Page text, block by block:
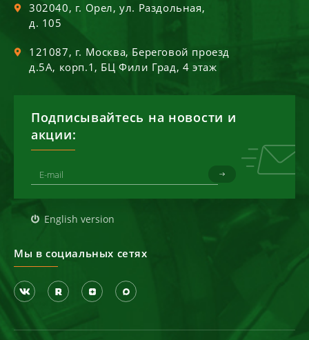
302040, г. Орел,ул. Раздольная,
д. 105
121087, г. Москва, Береговой проезд
д.5А, корп.1, БЦ Фили Град, 4 этаж
Подписывайтесь на новости и
акции:
English version
Мы в социальных сетях